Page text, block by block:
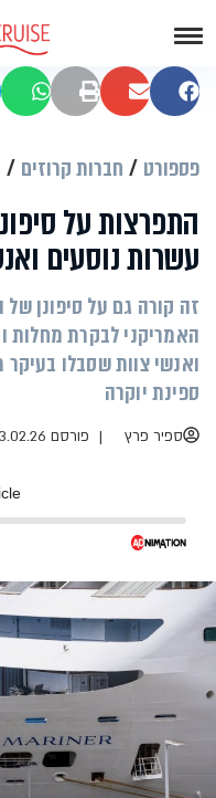
שתפו בפייסבוק
שתפו במיילהדפסהשתפו
פספורט חברות קרוזים
התפרצות על
עשרות נוסעים
זה קורה גם על סיפונן של
ואנשי צוות שסבלו
ספינת יוקרה
ספיר פרץ פורסם 13.02.26 | 08:00